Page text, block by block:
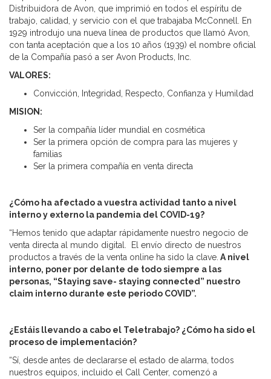
Distribuidora de Avon, que imprimió en todos el espíritu de
trabajo, calidad, y servicio con el que trabajaba McConnell. En
1929 introdujo una nueva línea de productos que llamó Avon,
con tanta aceptación que a los 10 años (1939) el nombre oficial
de la Compañía pasó a ser Avon Products, Inc.
VALORES:
Convicción, Integridad, Respecto, Confianza y Humildad
MISION:
Ser la compañía líder mundial en cosmética
Ser la primera opción de compra para las mujeres y
familias
Ser la primera compañía en venta directa
¿Cómo ha afectado a vuestra actividad tanto a nivel
interno y externo la pandemia del COVID-19?
“Hemos tenido que adaptar rápidamente nuestro negocio de
venta directa al mundo digital. El envío directo de nuestros
productos a través de la venta online ha sido la clave. A nivel
interno, poner por delante de todo siempre a las
personas, “Staying save- staying connected” nuestro
claim interno durante este periodo COVID”.
¿Estáis llevando a cabo el Teletrabajo? ¿Cómo ha sido el
proceso de implementación?
“Sí, desde antes de declararse el estado de alarma, todos
nuestros equipos, incluido el Call Center, comenzó a